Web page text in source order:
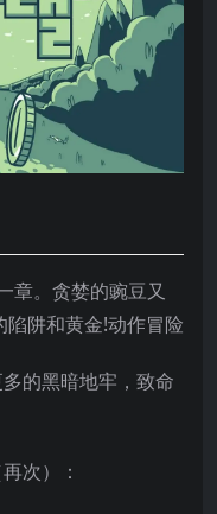
章。贪婪的豌豆又
阱和黄金!动作冒险
的黑暗地牢，致命
次）：